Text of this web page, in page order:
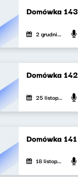
Domówka 143
2 grudnia 2023
Domówka 142
25 listopada 2023
Domówka 141
18 listopada 2023